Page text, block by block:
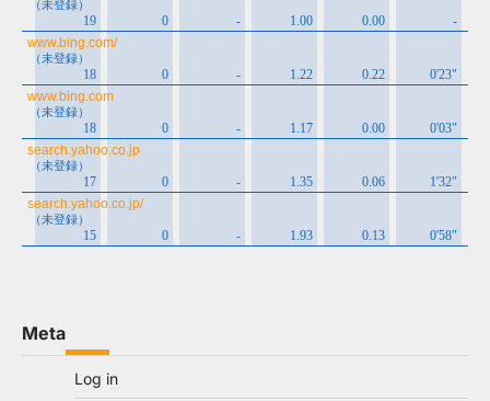
Meta
Log in